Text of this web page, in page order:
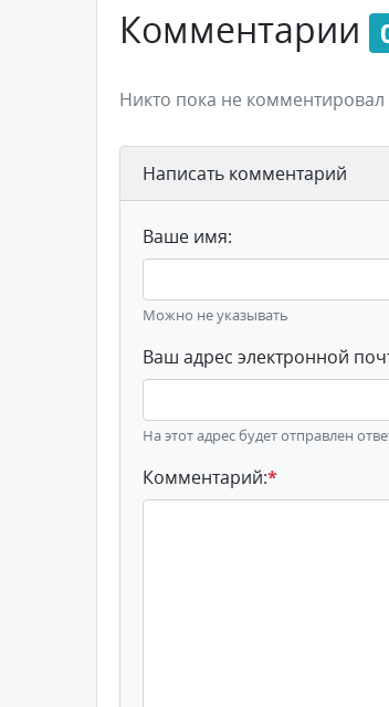
Комментарии
Никто пока не комментировал
Написать комментарий
Ваше имя:
Можно не указывать
Ваш адрес электронной
На этот адрес будет отправлен
Комментарий:*